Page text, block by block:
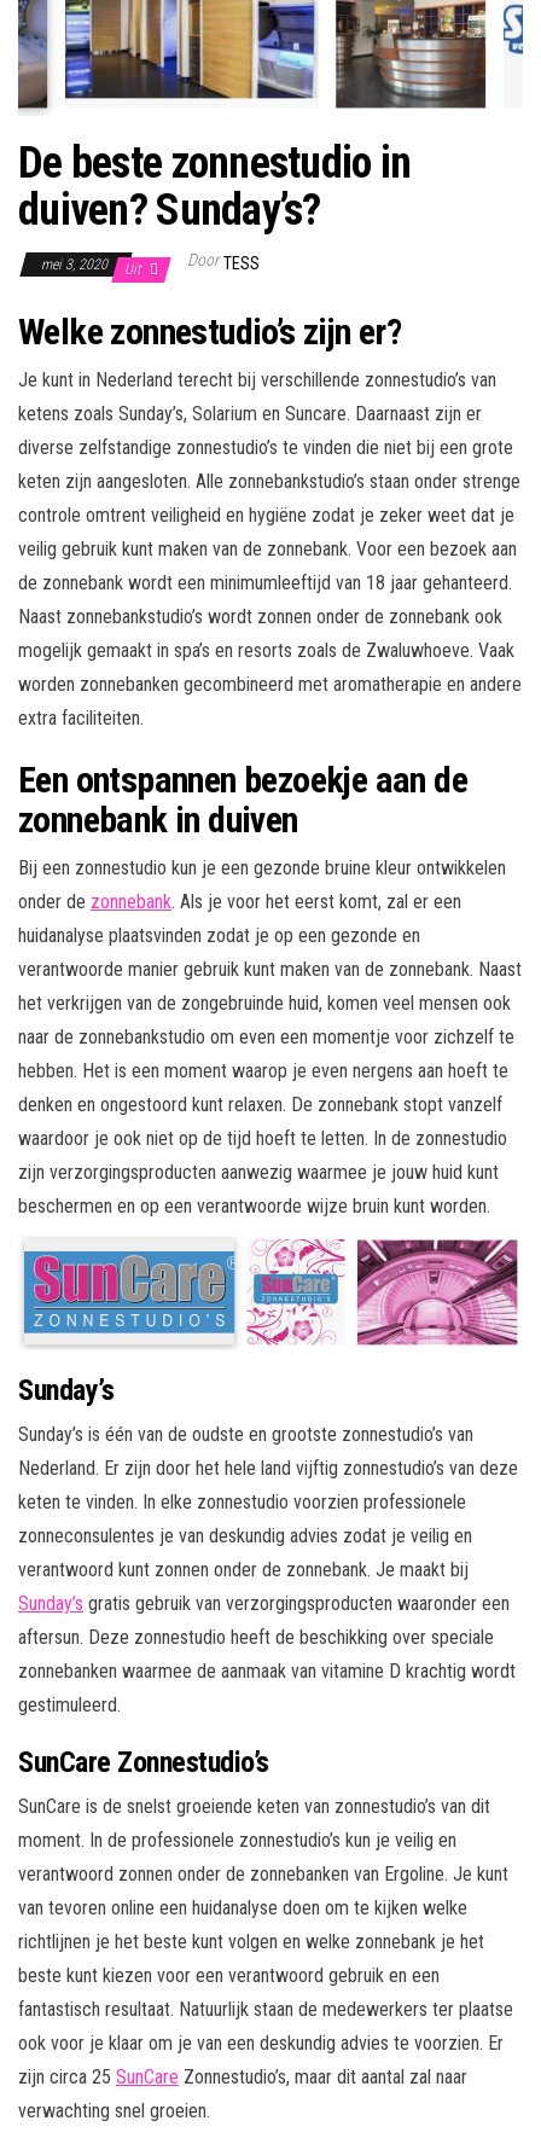
De beste zonnestudio in
duiven? Sunday’s?
mei 3, 2020 Uit Door TESS
Welke zonnestudio’s zijn er?
Je kunt in Nederland terecht bij verschillende zonnestudio’s van
ketens zoals Sunday’s, Solarium en Suncare. Daarnaast zijn er
diverse zelfstandige zonnestudio’s te vinden die niet bij een grote
keten zijn aangesloten. Alle zonnebankstudio’s staan onder strenge
controle omtrent veiligheid en hygiëne zodat je zeker weet dat je
veilig gebruik kunt maken van de zonnebank. Voor een bezoek aan
de zonnebank wordt een minimumleeftijd van 18 jaar gehanteerd.
Naast zonnebankstudio’s wordt zonnen onder de zonnebank ook
mogelijk gemaakt in spa’s en resorts zoals de Zwaluwhoeve. Vaak
worden zonnebanken gecombineerd met aromatherapie en andere
extra faciliteiten.
Een ontspannen bezoekje aan de
zonnebank in duiven
Bij een zonnestudio kun je een gezonde bruine kleur ontwikkelen
onder de zonnebank. Als je voor het eerst komt, zal er een
huidanalyse plaatsvinden zodat je op een gezonde en
verantwoorde manier gebruik kunt maken van de zonnebank. Naast
het verkrijgen van de zongebruinde huid, komen veel mensen ook
naar de zonnebankstudio om even een momentje voor zichzelf te
hebben. Het is een moment waarop je even nergens aan hoeft te
denken en ongestoord kunt relaxen. De zonnebank stopt vanzelf
waardoor je ook niet op de tijd hoeft te letten. In de zonnestudio
zijn verzorgingsproducten aanwezig waarmee je jouw huid kunt
beschermen en op een verantwoorde wijze bruin kunt worden.
Sunday’s
Sunday’s is één van de oudste en grootste zonnestudio’s van
Nederland. Er zijn door het hele land vijftig zonnestudio’s van deze
keten te vinden. In elke zonnestudio voorzien professionele
zonneconsulentes je van deskundig advies zodat je veilig en
verantwoord kunt zonnen onder de zonnebank. Je maakt bij
Sunday’s gratis gebruik van verzorgingsproducten waaronder een
aftersun. Deze zonnestudio heeft de beschikking over speciale
zonnebanken waarmee de aanmaak van vitamine D krachtig wordt
gestimuleerd.
SunCare Zonnestudio’s
SunCare is de snelst groeiende keten van zonnestudio’s van dit
moment. In de professionele zonnestudio’s kun je veilig en
verantwoord zonnen onder de zonnebanken van Ergoline. Je kunt
van tevoren online een huidanalyse doen om te kijken welke
richtlijnen je het beste kunt volgen en welke zonnebank je het
beste kunt kiezen voor een verantwoord gebruik en een
fantastisch resultaat. Natuurlijk staan de medewerkers ter plaatse
ook voor je klaar om je van een deskundig advies te voorzien. Er
zijn circa 25 SunCare Zonnestudio’s, maar dit aantal zal naar
verwachting snel groeien.